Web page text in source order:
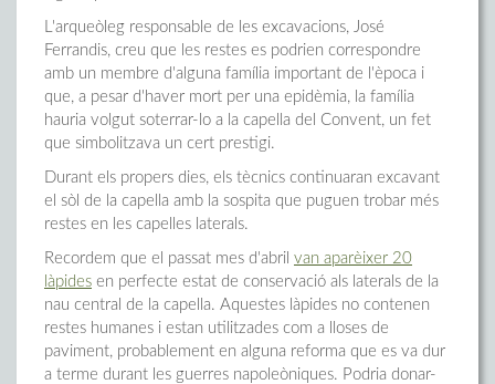
L'arqueòleg responsable de les excavacions, José
Ferrandis, creu que les restes es podrien correspondre
amb un membre d'alguna família important de l'època i
que, a pesar d'haver mort per una epidèmia, la família
hauria volgut soterrar-lo a la capella del Convent, un fet
que simbolitzava un cert prestigi.
Durant els propers dies, els tècnics continuaran excavant
el sòl de la capella amb la sospita que puguen trobar més
restes en les capelles laterals.
Recordem que el passat mes d'abril van aparèixer 20
làpides en perfecte estat de conservació als laterals de la
nau central de la capella. Aquestes làpides no contenen
restes humanes i estan utilitzades com a lloses de
paviment, probablement en alguna reforma que es va dur
a terme durant les guerres napoleòniques. Podria donar-